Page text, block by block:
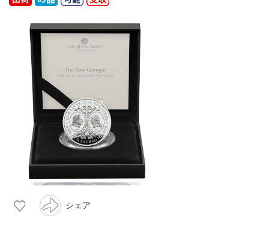
シェア